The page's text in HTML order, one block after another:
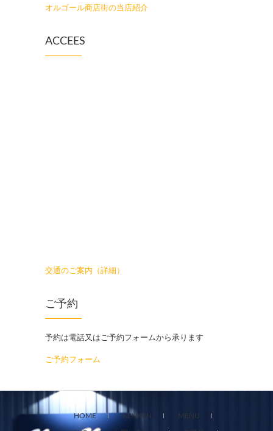
オルゴール商店街の当店紹介
ACCEES
交通のご案内（詳細）
ご予約
予約は電話又はご予約フォームから承ります
ご予約フォーム
HOME KENKEN
MENU